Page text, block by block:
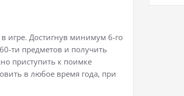
игре. Достигнув минимум 6-го
ти предметов и получить
приступить к поимке
в любое время года, при